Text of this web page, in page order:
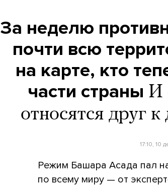
За неделю
почти всю
на карте, кто
части страны И
относятся друг
17:10, 10
Режим Башара Асада пал
по всему миру — от